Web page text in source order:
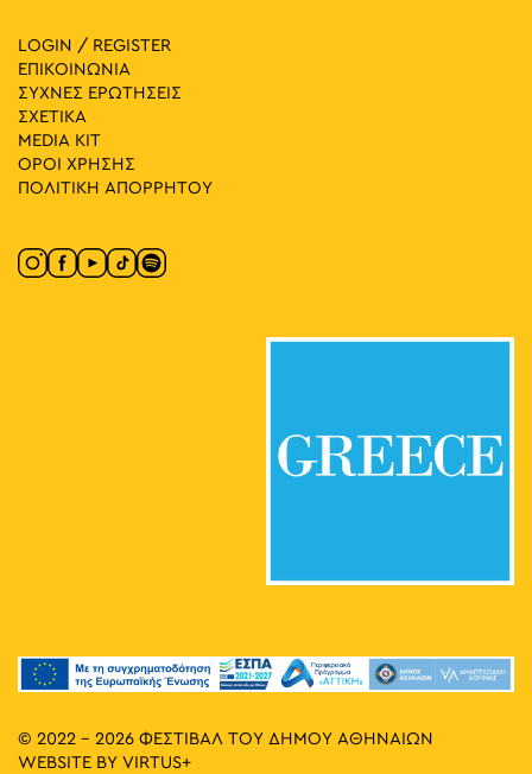
LOGIN / REGISTER
ΕΠΙΚΟΙΝΩΝΙΑ
ΣΥΧΝΕΣ ΕΡΩΤΗΣΕΙΣ
ΣΧΕΤΙΚΑ
MEDIA ΚIT
ΟΡΟΙ ΧΡΗΣΗΣ
ΠΟΛΙΤΙΚΗ ΑΠΟΡΡΗΤΟΥ
© 2022 - 2026 ΦΕΣΤΙΒΑΛ ΤΟΥ ΔΗΜΟΥ ΑΘΗΝΑΙΩΝ
WEBSITE BY VIRTUS+